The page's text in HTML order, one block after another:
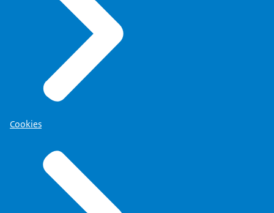
Cookies